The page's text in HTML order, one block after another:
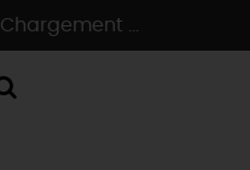
Chargement ...